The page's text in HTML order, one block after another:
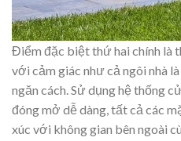
Điểm đặc biệt thứ hai chính là
với cảm giác như cả ngôi nhà
ngăn cách. Sử dụng hệ thống
đóng mở dễ dàng, tất cả các
xúc với không gian bên ngoài